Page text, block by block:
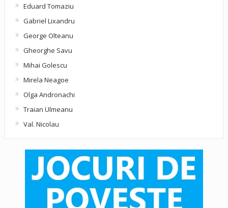
Eduard Tomaziu
Gabriel Lixandru
George Olteanu
Gheorghe Savu
Mihai Golescu
Mirela Neagoe
Olga Andronachi
Traian Ulmeanu
Val. Nicolau